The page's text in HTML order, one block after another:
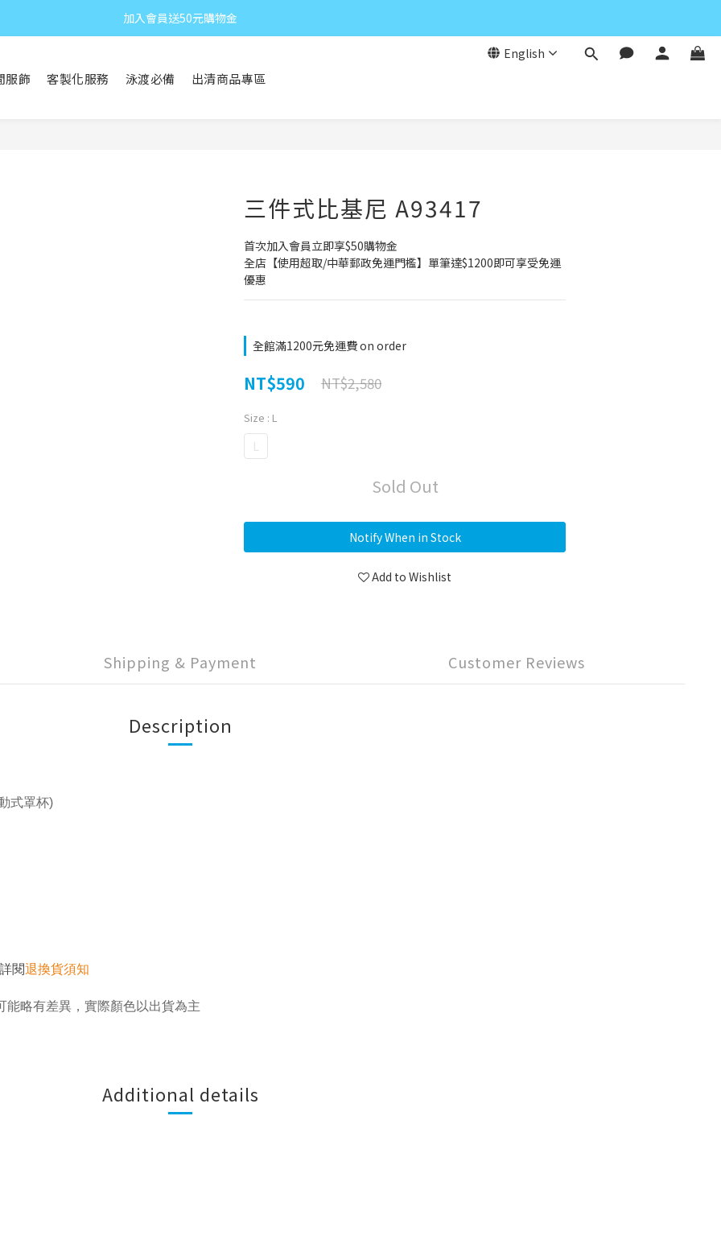
加入會員送50元購物金
English
服飾 客製化服務 泳渡必備 出清商品專區
三件式比基尼 A93417
首次加入會員立即享$50購物金
全店【使用超取/中華郵政免運門檻】單筆達$1200即可享受免運
優惠
全館滿1200元免運費 on order
NT$590 NT$2,580
Size : L
L
Sold Out
Notify When in Stock
Add to Wishlist
Shipping & Payment Customer Reviews
Description
式罩杯)
閱退換貨須知
略有差異，實際顏色以出貨為主
Additional details